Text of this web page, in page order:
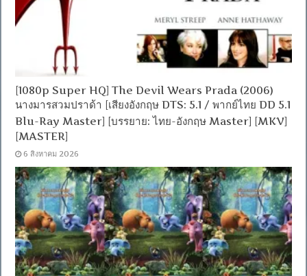
[1080p Super HQ] The Devil Wears Prada (2006)
นางมารสวมปราด้า [เสียงอังกฤษ DTS: 5.1 / พากย์ไทย DD 5.1
Blu-Ray Master] [บรรยาย: ไทย-อังกฤษ Master] [MKV]
[MASTER]
6 สิงหาคม 2026